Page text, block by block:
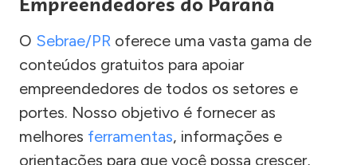
O Sebrae/PR oferece uma vasta gama de
conteúdos gratuitos para apoiar
empreendedores de todos os setores e
portes. Nosso objetivo é fornecer as
melhores ferramentas, informações e
orientações para que você possa crescer,